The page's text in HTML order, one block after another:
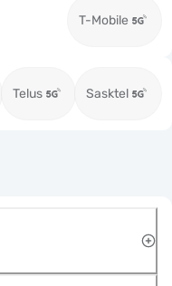
T-Mobile
Telus Sasktel